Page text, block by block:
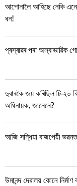
আপোনালৈ আহিছে নেকি
ধন!
প্ৰস্ৰাৱৰ পৰা
দুবাৰকৈ জয় কৰিছিল টি-
অধিনায়ক, জানেনে?
আজি সন্ধিয়া বাজপেয়ী
উমানন্দ দেৱালয় কোনে নিৰ্মাণ